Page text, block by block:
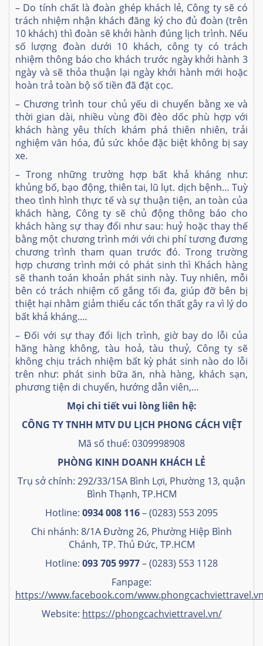
– Do tính chất là đoàn ghép khách lẻ, Công ty sẽ có
trách nhiệm nhận khách đăng ký cho đủ đoàn (trên
10 khách) thì đoàn sẽ khởi hành đúng lịch trình. Nếu
số lượng đoàn dưới 10 khách, công ty có trách
nhiệm thông báo cho khách trước ngày khởi hành 3
ngày và sẽ thỏa thuận lại ngày khởi hành mới hoặc
hoàn trả toàn bộ số tiền đã đặt cọc.
– Chương trình tour chủ yếu di chuyển bằng xe và
thời gian dài, nhiều vùng đồi đèo dốc phù hợp với
khách hàng yêu thích khám phá thiên nhiên, trải
nghiệm văn hóa, đủ sức khỏe đặc biệt không bị say
xe.
– Trong những trường hợp bất khả kháng như:
khủng bố, bạo động, thiên tai, lũ lụt. dịch bệnh… Tuỳ
theo tình hình thực tế và sự thuận tiện, an toàn của
khách hàng, Công ty sẽ chủ động thông báo cho
khách hàng sự thay đổi như sau: huỷ hoặc thay thế
bằng một chương trình mới với chi phí tương đương
chương trình tham quan trước đó. Trong trường
hợp chương trình mới có phát sinh thì Khách hàng
sẽ thanh toán khoản phát sinh này. Tuy nhiên, mỗi
bên có trách nhiệm cố gắng tối đa, giúp đỡ bên bị
thiệt hại nhằm giảm thiểu các tổn thất gây ra vì lý do
bất khả kháng.…
– Đối với sự thay đổi lịch trình, giờ bay do lỗi của
hãng hàng không, tàu hoả, tàu thuỷ, Công ty sẽ
không chịu trách nhiệm bất kỳ phát sinh nào do lỗi
trên như: phát sinh bữa ăn, nhà hàng, khách sạn,
phương tiện di chuyển, hướng dẫn viên,…
Mọi chi tiết vui lòng liên hệ:
CÔNG TY TNHH MTV DU LỊCH PHONG CÁCH VIỆT
Mã số thuế: 0309998908
PHÒNG KINH DOANH KHÁCH LẺ
Trụ sở chính: 292/33/15A Bình Lợi, Phường 13, quận
Bình Thạnh, TP.HCM
Hotline: 0934 008 116– (0283) 553 2095
Chi nhánh: 8/1A Đường 26, Phường Hiệp Bình
Chánh, TP. Thủ Đức, TP.HCM
Hotline: 093 705 9977– (0283) 553 1128
Fanpage:
https://www.facebook.com/
Website: https://phongcachviettravel.vn/